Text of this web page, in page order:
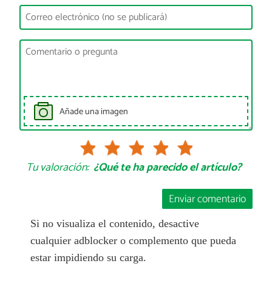
Añade una imagen
Tu valoración: ¿Qué te ha parecido el artículo?
Enviar comentario
Si no visualiza el contenido, desactive
cualquier adblocker o complemento que pueda
estar impidiendo su carga.